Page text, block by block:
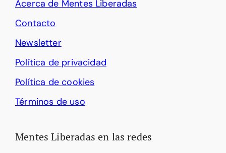
Acerca de Mentes Liberadas
Contacto
Newsletter
Política de privacidad
Política de cookies
Términos de uso
Mentes Liberadas en las redes